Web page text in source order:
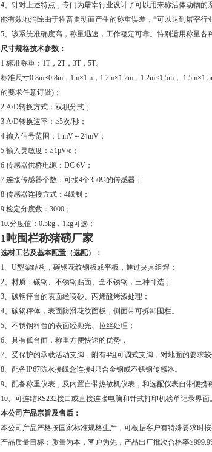
4、针对上述特点，专门为屠宰行业设计了可以用来称活体动物
能有效地消除由于牲畜走动而产生的称重误差，*可以达到屠宰行
5、该系统准确度高，称量迅速，工作稳定可靠。特别适用称量各
尺寸规格技术参数：
1.标准称重：1T，2T，3T，5T。
标准尺寸0.8m×0.8m，1m×1m，1.2m×1.2m，1.2m×1.5m，
的要求任意订做)；
2.A/D转换方式：双积分式；
3.A/D转换速率：≥5次/秒；
4.输入信号范围：1 mV～24mV；
5.输入灵敏度：≥1μV/e；
6.传感器供桥电源：DC 6V；
7.连接传感器个数：可接4个350Ω的传感器；
8.传感器连接方式：4线制；
9.检定分度数：3000；
10.分度值：0.5kg，1kg可选；
1吨围栏称猪磅厂家
选材工艺及基本配置（选配）：
1、U型梁结构，碳钢花纹钢板或平板，通过夹具组焊；
2、材质：碳钢、不锈钢贴面、全不锈钢，三种可选；
3、碳钢秤台的表面经喷砂、丙烯酸烤漆处理；
4、碳钢秤体，表面防滑花纹面板，侧面带可拆卸围栏。
5、不锈钢秤台的表面经抛光、拉丝处理；
6、具有低台面，称重方便快速的优势，
7、受保护的承载活动支脚，附有4组可调式支脚，对地面的要求较
8、配备IP67防水接线盒连接4只合金钢或不锈钢传感器。
9、配备称重仪表，及内置自带热敏机仪表，和选配仪表自带便携
10、可连结RS232接口或直接连接电脑和针式打印机磅单记录界面
本公司产品宗旨及售后：
本公司产品严格按国家标准规格生产，可根据客户有特殊要求时按
产品质量目标：质量为本，客户为先，产品出厂批次合格率